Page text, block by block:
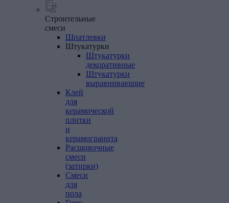
Строительные
смеси
Шпатлевки
Штукатурки
Штукатурки
декоративные
Штукатурки
выравнивающие
Клей
для
керамической
плитки
и
керамогранита
Расшивочные
смеси
(затирки)
Смеси
для
пола